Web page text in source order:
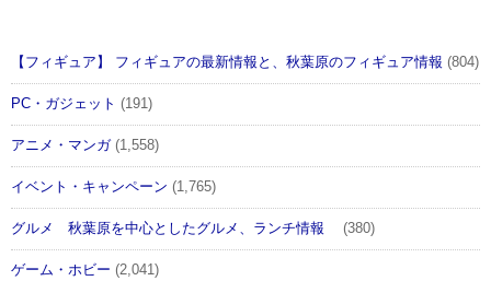
【フィギュア】 フィギュアの最新情報と、秋葉原のフィギュア情報 (804)
PC・ガジェット (191)
アニメ・マンガ(1,558)
イベント・キャンペーン (1,765)
グルメ 秋葉原を中心としたグルメ、ランチ情報 (380)
ゲーム・ホビー (2,041)